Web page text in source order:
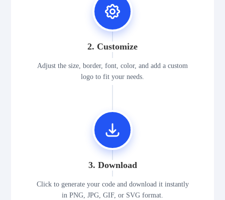
2. Customize
Adjust the size, border, font, color, and add a custom
logo to fit your needs.
3. Download
Click to generate your code and download it instantly
in PNG, JPG, GIF, or SVG format.